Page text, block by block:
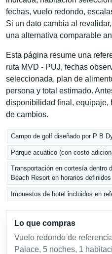
fechas, vuelo redondo,
Si un dato cambia al
una alternativa comparable
Esta página resume una
ruta MVD - PUJ, fechas
seleccionada, plan de
persona y total estimado.
disponibilidad final, equipaje,
de cambios.
Campo de golf diseñado por P B
Parque acuático (con costo
Transportación en cortesía dentro
Beach Resort en horarios definidos
Impuestos de hotel incluidos en
Lo que compras
Vuelo redondo de
Palace, 5 noches, 1